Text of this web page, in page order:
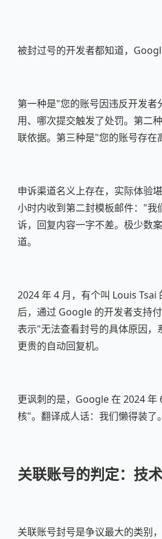
被封过号的开发者都知道，
第一种是"您的账号因违反开发
用、哪次提交触发了处罚。第二
联依据。第三种是"您的账号存在
申诉渠道名义上存在，实际体验
小时内收到第二封模板邮件："
诉，回复内容一字不差。极少数
道。
2024 年 4 月，有个叫 Louis
后，通过 Google 的开发者支持
表示"无法查看封号的具体原因
更贵的自动回复机。
更讽刺的是，Google 在 2024 年
核"。翻译成人话：我们懒得装了。
关联账号的判定：技
关联账号封号是争议最大的类别